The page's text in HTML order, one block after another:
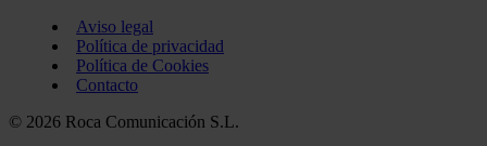
Aviso legal
Política de privacidad
Política de Cookies
Contacto
© 2026 Roca Comunicación S.L.